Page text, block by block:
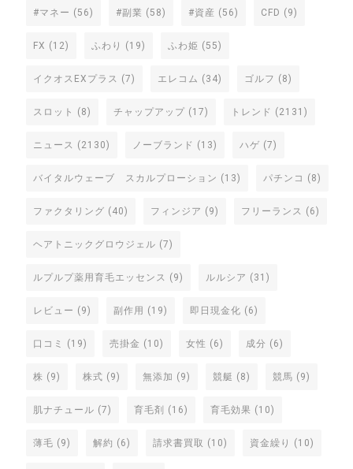
#マネー (56) #副業 (58) #資産 (56) CFD (9)
FX (12) ふわり (19) ふわ姫 (55)
イクオスEXプラス (7) エレコム (34) ゴルフ (8)
スロット (8) チャップアップ (17) トレンド (2131)
ニュース (2130) ノーブランド (13) ハゲ (7)
バイタルウェーブ スカルプローション (13) パチンコ (8)
ファクタリング (40) フィンジア (9) フリーランス (6)
ヘアトニックグロウジェル (7)
ルプルプ薬用育毛エッセンス (9) ルルシア (31)
レビュー (9) 副作用 (19) 即日現金化 (6)
口コミ (19) 売掛金 (10) 女性 (6) 成分 (6)
株 (9) 株式 (9) 無添加 (9) 競艇 (8) 競馬 (9)
肌ナチュール (7) 育毛剤 (16) 育毛効果 (10)
薄毛 (9) 解約 (6) 請求書買取 (10) 資金繰り (10)